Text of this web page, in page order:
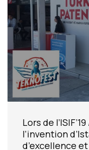
Lors de
l’invention
d’excellence